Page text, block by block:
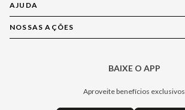
Quem Somos
Nossas Lojas
Política de Privacidade
AJUDA
Compre pelo WhatsApp
Central de Relacionamento
NOSSAS AÇÕES
BAIXE O APP
Aproveite benefícios exclusivos